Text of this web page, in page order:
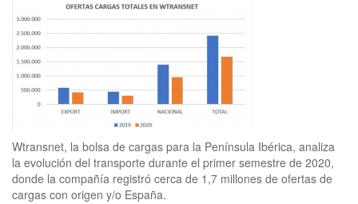
Wtransnet, la bolsa de cargas para la Península Ibérica, analiza
la evolución del transporte durante el primer semestre de 2020,
donde la compañía registró cerca de 1,7 millones de ofertas de
cargas con origen y/o España.